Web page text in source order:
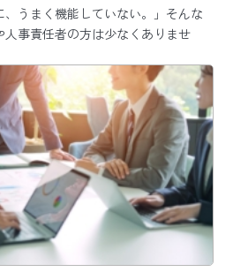
、うまく機能していない。」そんな
事責任者の方は少なくありませ